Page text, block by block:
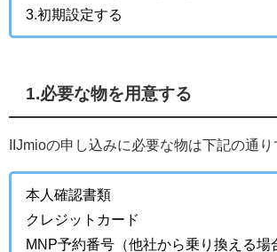
3.初期設定する
1.必要な物を用意する
IIJmioの申し込みに必要な物は下記の通り
本人確認書類
クレジットカード
MNP予約番号（他社から乗り換える場